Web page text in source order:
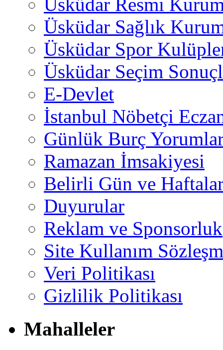
Üsküdar Resmi
Üsküdar Sağlık
Üsküdar Spor
Üsküdar Seçim
E-Devlet
İstanbul Nöbetçi
Günlük Burç
Ramazan İmsakiyesi
Belirli Gün ve
Duyurular
Reklam ve Sponsorluk
Site Kullanım
Veri Politikası
Gizlilik Politikası
Mahalleler